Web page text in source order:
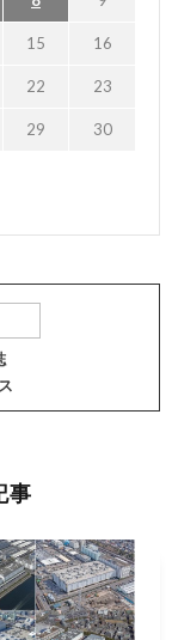
15 16
22 23
29 30
事